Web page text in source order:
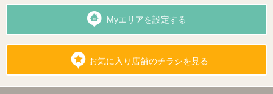
Myエリアを設定する
お気に入り店舗のチラシを見る